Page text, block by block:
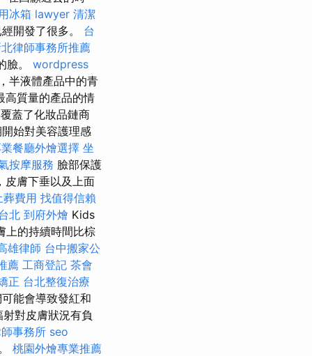
冰箱 lawyer 清潔
開發了很多。 台
律師事務所推薦
臉。 wordpress
半液體產品中的青
高質量的產品的情
蓋了化妝品鏈商
始對美容護理感
餐廳外燴選擇 坐
按摩服務 臉部保護
皮膚下垂以及上面
葬費用 找值得信賴
北 到府外燴 Kids
上的持續時間比棕
雄律師 台中搬家公
薦 工商登記 茶會
正 台北整復治療
能會導致發紅和
對皮膚狀況有負
事務所 seo
桃園外燴專業推薦